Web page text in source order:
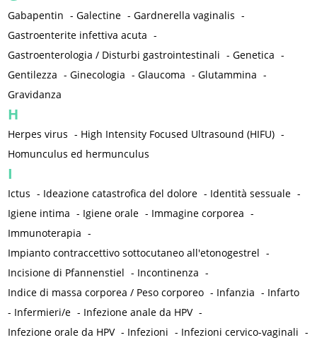
Gabapentin -Galectine -Gardnerella vaginalis -
Gastroenterite infettiva acuta -
Gastroenterologia / Disturbi gastrointestinali -Genetica -
Gentilezza -Ginecologia -Glaucoma -Glutammina -
Gravidanza
H
Herpes virus - High Intensity Focused Ultrasound (HIFU) -
Homunculus ed hermunculus
I
Ictus - Ideazione catastrofica del dolore - Identità sessuale -
Igiene intima - Igiene orale - Immagine corporea -
Immunoterapia -
Impianto contraccettivo sottocutaneo all'etonogestrel -
Incisione di Pfannenstiel - Incontinenza -
Indice di massa corporea / Peso corporeo - Infanzia - Infarto
- Infermieri/e - Infezione anale da HPV -
Infezione orale da HPV - Infezioni - Infezioni cervico-vaginali -